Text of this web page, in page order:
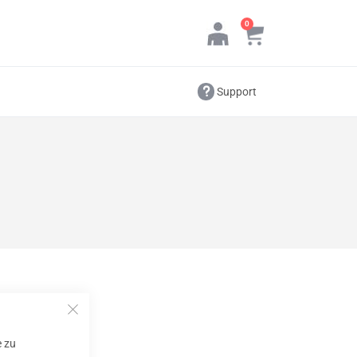
zu
Cart
0Produkte
Support